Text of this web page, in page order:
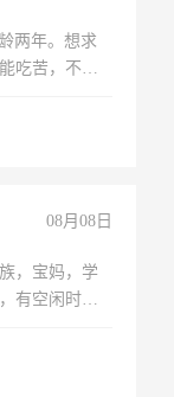
两年。想求
吃苦，不怕
08月08日
，宝妈，学
有空闲时
钱没问题！